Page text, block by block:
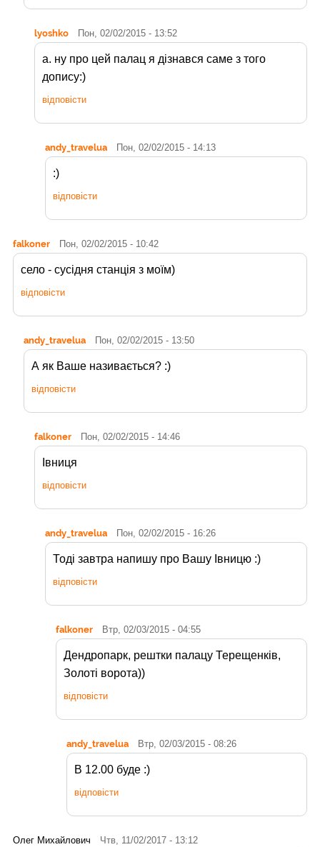
lyoshko Пон, 02/02/2015 - 13:52
а. ну про цей палац я дізнався саме з того
допису:)
відповісти
andy_travelua Пон, 02/02/2015 - 14:13
:)
відповісти
falkoner Пон, 02/02/2015 - 10:42
село - сусідня станція з моїм)
відповісти
andy_travelua Пон, 02/02/2015 - 13:50
А як Ваше називається? :)
відповісти
falkoner Пон, 02/02/2015 - 14:46
Івниця
відповісти
andy_travelua Пон, 02/02/2015 - 16:26
Тоді завтра напишу про Вашу Івницю :)
відповісти
falkoner Втр, 02/03/2015 - 04:55
Дендропарк, рештки палацу Терещенків,
Золоті ворота))
відповісти
andy_travelua Втр, 02/03/2015 - 08:26
В 12.00 буде :)
відповісти
Олег Михайлович Чтв, 11/02/2017 - 13:12